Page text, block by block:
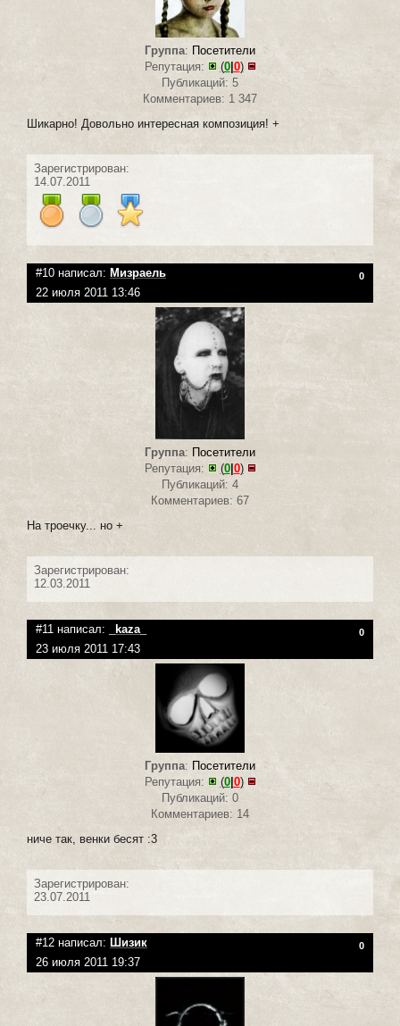
Группа: Посетители
Репутация:
(0|0)
Публикаций: 5
Комментариев: 1 347
Шикарно! Довольно интересная композиция! +
Зарегистрирован:
14.07.2011
#10 написал: Мизраель 0
22 июля 2011 13:46
Группа: Посетители
Репутация:
(0|0)
Публикаций: 4
Комментариев: 67
На троечку... но +
Зарегистрирован:
12.03.2011
#11 написал: _kaza_ 0
23 июля 2011 17:43
Группа: Посетители
Репутация:
(0|0)
Публикаций: 0
Комментариев: 14
ниче так, венки бесят :3
Зарегистрирован:
23.07.2011
#12 написал: Шизик 0
26 июля 2011 19:37